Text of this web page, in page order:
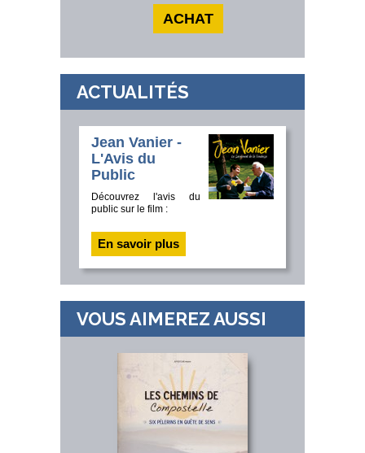
ACHAT
ACTUALITÉS
Jean Vanier -
L'Avis du
Public
Découvrez l'avis du
public sur le film :
En savoir plus
VOUS AIMEREZ AUSSI